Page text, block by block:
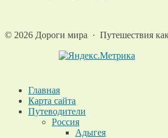
© 2026 Дороги мира · Путешествия
Главная
Карта сайта
Путеводители
Россия
Адыгея